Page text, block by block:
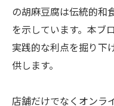
の胡麻豆腐は伝統的和
を示しています。本ブ
実践的な利点を掘り下
供します。
店舗だけでなくオンラ